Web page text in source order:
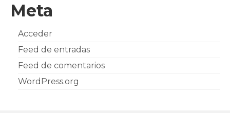
Meta
Acceder
Feed de entradas
Feed de comentarios
WordPress.org